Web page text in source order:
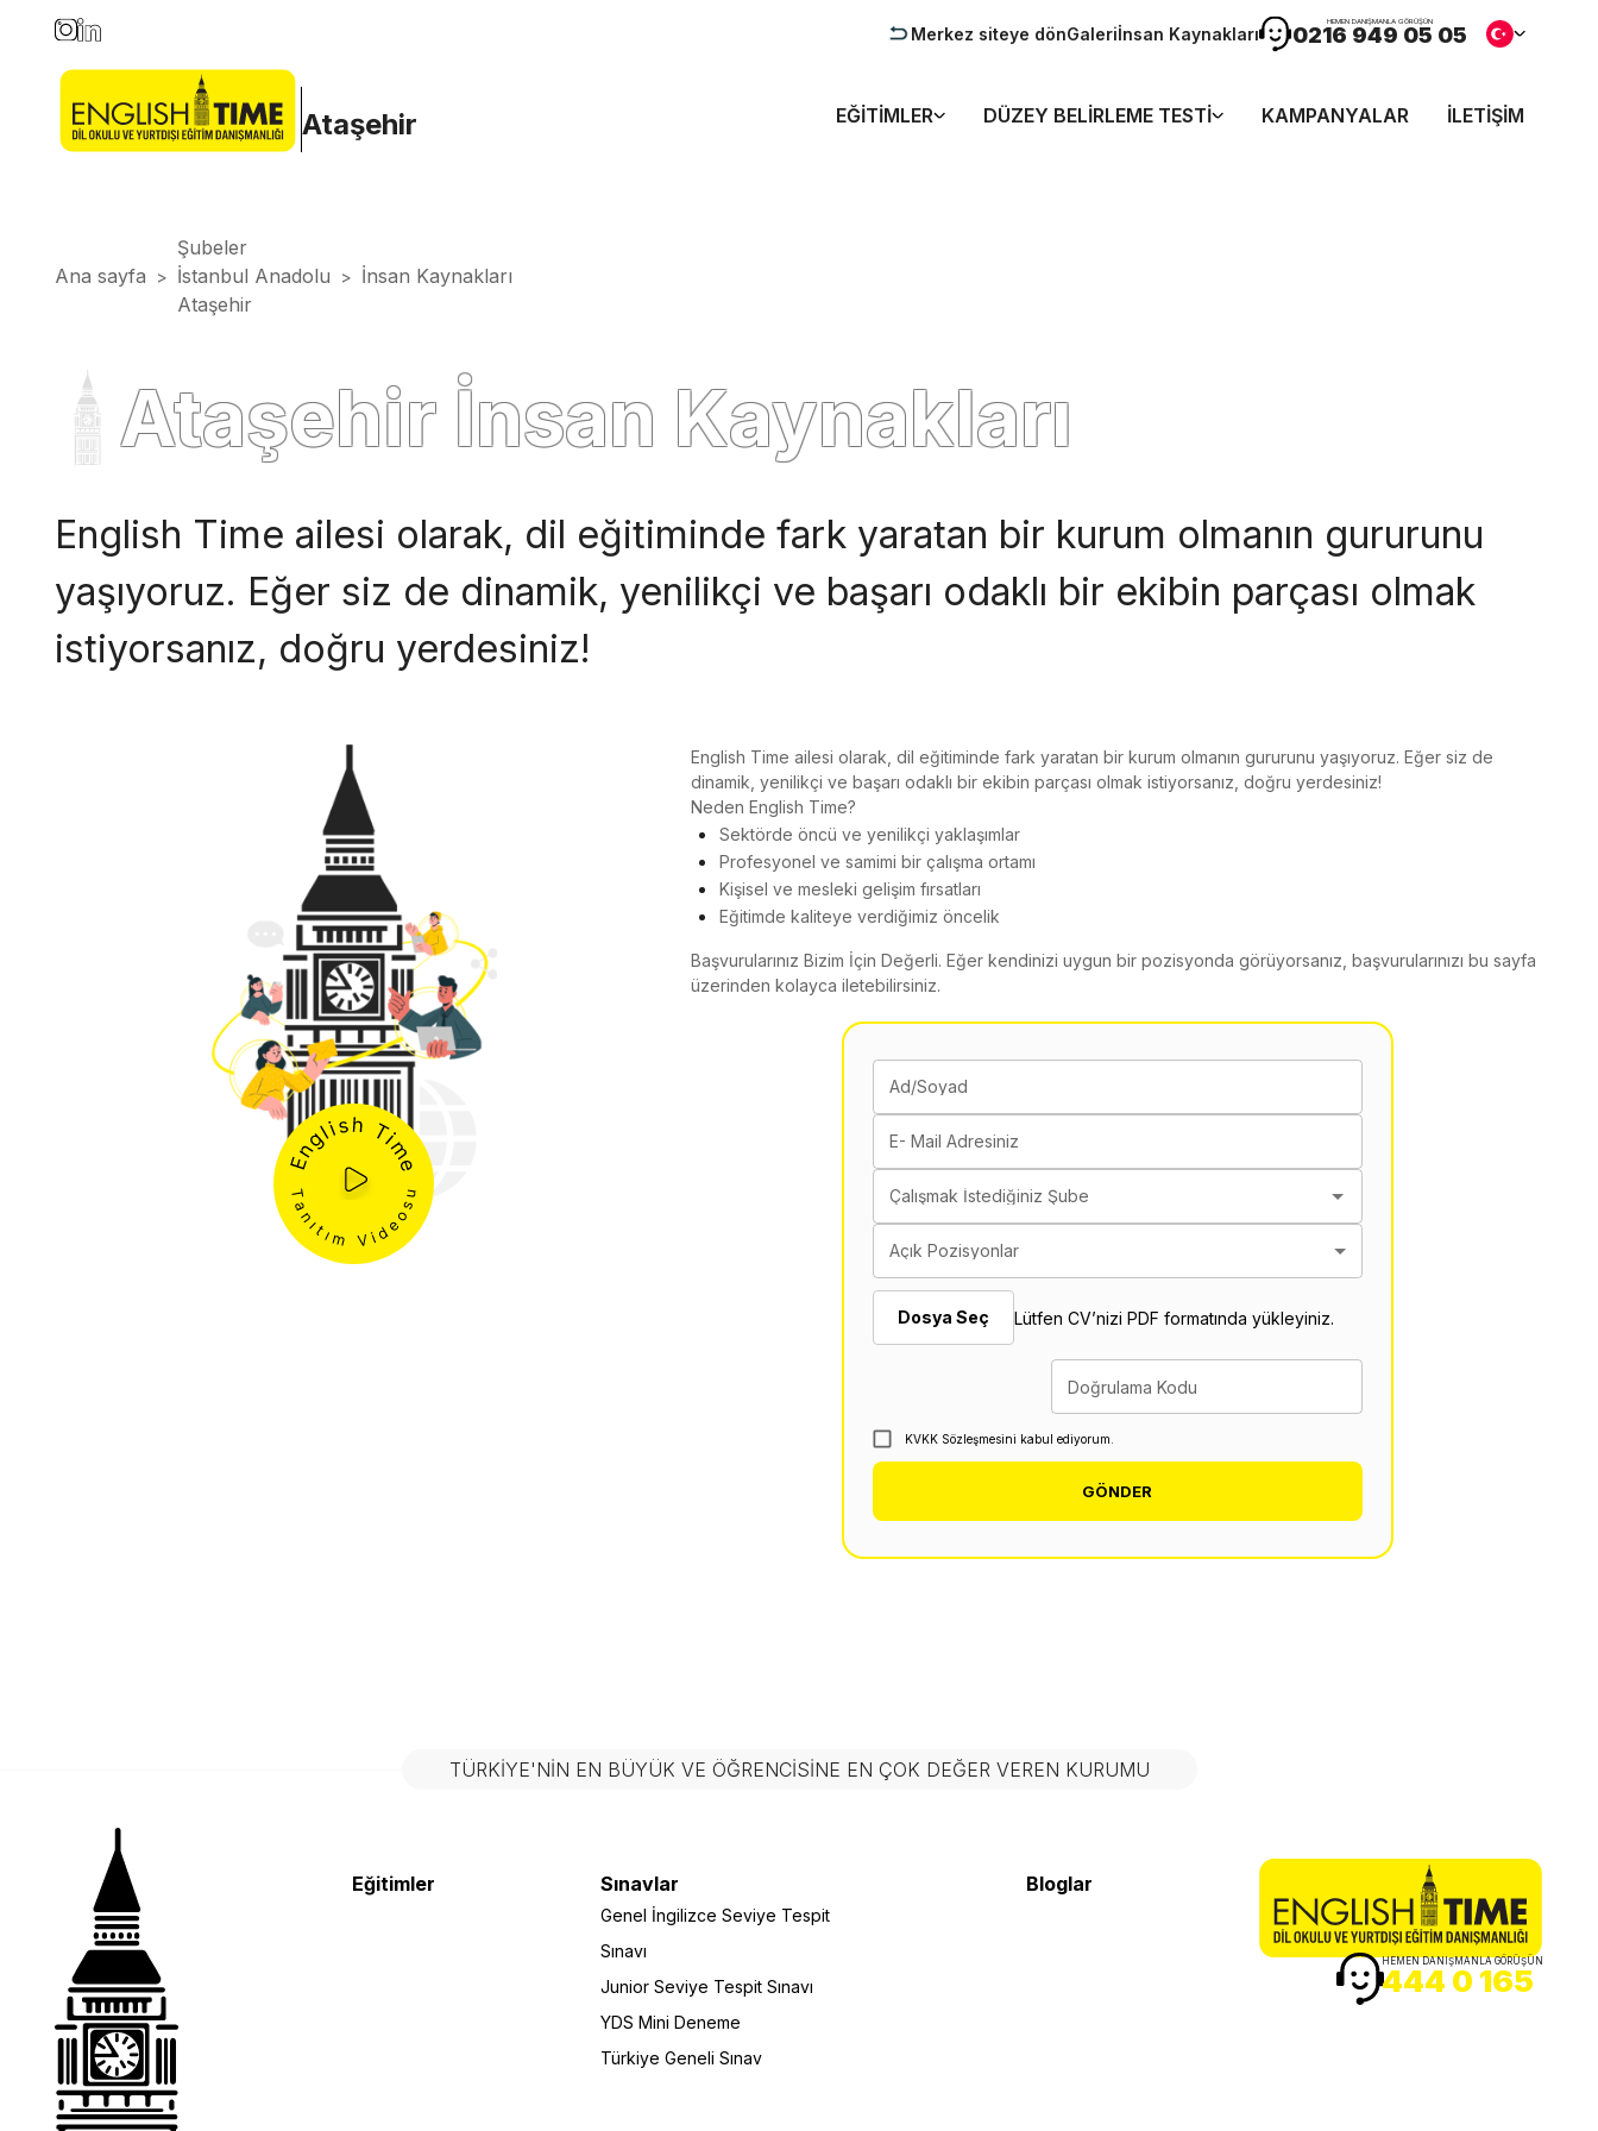
Merkez siteye dönGaleriİnsan Kaynakları
HEMEN DANIŞMANLA GÖRÜŞÜN
0216 949 05 05
Ataşehir EĞITIMLER DÜZEY BELIRLEME TESTI KAMPANYALAR İLETIŞIM
Ana sayfa >
Şubeler
İstanbul Anadolu
Ataşehir
> İnsan Kaynakları
Ataşehir İnsan Kaynakları
English Time ailesi olarak, dil eğitiminde fark yaratan bir kurum olmanın gururunu
yaşıyoruz. Eğer siz de dinamik, yenilikçi ve başarı odaklı bir ekibin parçası olmak
istiyorsanız, doğru yerdesiniz!
English Time ailesi olarak, dil eğitiminde fark yaratan bir kurum olmanın gururunu yaşıyoruz. Eğer siz de
dinamik, yenilikçi ve başarı odaklı bir ekibin parçası olmak istiyorsanız, doğru yerdesiniz!
Neden English Time?
Sektörde öncü ve yenilikçi yaklaşımlar
Profesyonel ve samimi bir çalışma ortamı
Kişisel ve mesleki gelişim fırsatları
Eğitimde kaliteye verdiğimiz öncelik
Başvurularınız Bizim İçin Değerli. Eğer kendinizi uygun bir pozisyonda görüyorsanız, başvurularınızı bu sayfa
üzerinden kolayca iletebilirsiniz.
Ad/Soyad
E- Mail Adresiniz
Çalışmak İstediğiniz Şube
Açık Pozisyonlar
Dosya Seç Lütfen CV’nizi PDF formatında yükleyiniz.
Doğrulama Kodu
KVKK Sözleşmesini kabul ediyorum.
GÖNDER
TÜRKIYE'NIN EN BÜYÜK VE ÖĞRENCISINE EN ÇOK DEĞER VEREN KURUMU
Eğitimler Sınavlar
Genel İngilizce Seviye Tespit
Sınavı
Junior Seviye Tespit Sınavı
YDS Mini Deneme
Türkiye Geneli Sınav
Bloglar
HEMEN DANIŞMANLA GÖRÜŞÜN
444 0 165